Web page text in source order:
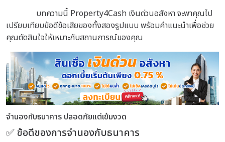
บทความนี้ Property4Cash เงินด่วนอสังหา จะพาคุณไป
เปรียบเทียบข้อดีข้อเสียของทั้งสองรูปแบบ พร้อมคำแนะนำเพื่อช่วย
คุณตัดสินใจให้เหมาะกับสถานการณ์ของคุณ
จำนองกับธนาคาร ปลอดภัยแต่เข้มงวด
✅ ข้อดีของการจำนองกับธนาคาร